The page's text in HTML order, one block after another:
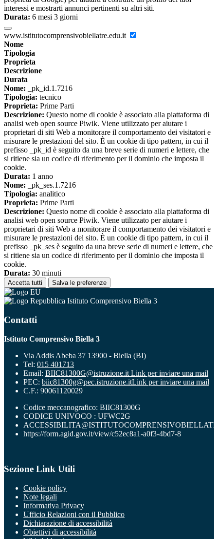
interessi e mostrarti annunci pertinenti su altri siti.
Durata: 6 mesi 3 giorni
www.istitutocomprensivobiellatre.edu.it
Nome
Tipologia
Proprieta
Descrizione
Durata
Nome: _pk_id.1.7216
Tipologia: tecnico
Proprieta: Prime Parti
Descrizione: Questo nome di cookie è associato alla piattaforma di
analisi web open source Piwik. Viene utilizzato per aiutare i
proprietari di siti Web a monitorare il comportamento dei visitatori e
misurare le prestazioni del sito. È un cookie di tipo pattern, in cui il
prefisso _pk_id è seguito da una breve serie di numeri e lettere, che
si ritiene sia un codice di riferimento per il dominio che imposta il
cookie.
Durata: 1 anno
Nome: _pk_ses.1.7216
Tipologia: analitico
Proprieta: Prime Parti
Descrizione: Questo nome di cookie è associato alla piattaforma di
analisi web open source Piwik. Viene utilizzato per aiutare i
proprietari di siti Web a monitorare il comportamento dei visitatori e
misurare le prestazioni del sito. È un cookie di tipo pattern, in cui il
prefisso _pk_ses è seguito da una breve serie di numeri e lettere, che
si ritiene sia un codice di riferimento per il dominio che imposta il
cookie.
Durata: 30 minuti
Accetta tutti Salva le preferenze
Istituto Comprensivo Biella 3
Contatti
Istituto Comprensivo Biella 3
Via Addis Abeba 37 13900 - Biella (BI)
Tel: 015 401713
Email: BIIC81300G@istruzione.it Link per inviare una mail
PEC: biic81300g@pec.istruzione.itLink per inviare una mail
C.F.: 90061120029
Codice meccanografico: BIIC81300G
CODICE UNIVOCO : UFWC2G
https://form.agid.gov.it/view/c52ec8a1-a0f3-4bd7-8
Sezione Link Utili
Cookie policy
Note legali
Informativa Privacy
Ufficio Relazioni con il Pubblico
Dichiarazione di accessibilità
Obiettivi di accessibilità